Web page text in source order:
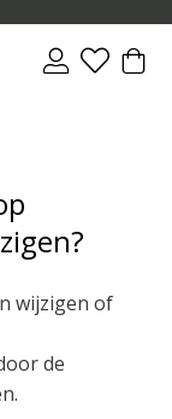
wijzigen of
de